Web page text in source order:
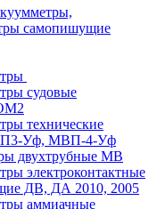
самопишущие
судовые
технические
Уф, МВП-4-Уф
двухтрубные МВ
электроконтактные
ДВ, ДА 2010, 2005
аммиачные